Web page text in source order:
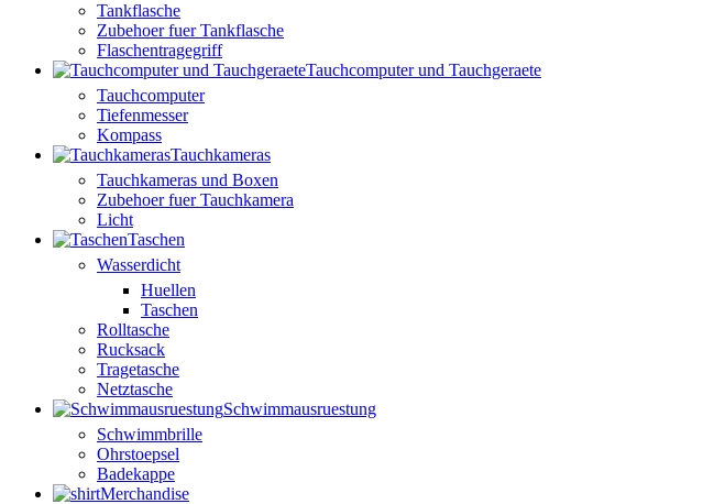
Tankflasche
Zubehoer fuer Tankflasche
Flaschentragegriff
Tauchcomputer und Tauchgeraete
Tauchcomputer
Tiefenmesser
Kompass
Tauchkameras
Tauchkameras und Boxen
Zubehoer fuer Tauchkamera
Licht
Taschen
Wasserdicht
Huellen
Taschen
Rolltasche
Rucksack
Tragetasche
Netztasche
Schwimmausruestung
Schwimmbrille
Ohrstoepsel
Badekappe
Merchandise